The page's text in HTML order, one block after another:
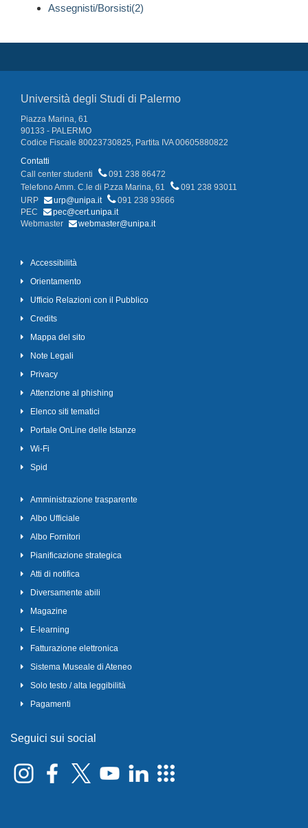
Assegnisti/Borsisti(2)
Università degli Studi di Palermo
Piazza Marina, 61
90133 - PALERMO
Codice Fiscale 80023730825, Partita IVA 00605880822
Contatti
Call center studenti
091 238 86472
Telefono Amm. C.le di P.zza Marina, 61
091 238 93011
URP
urp@unipa.it
091 238 93666
PEC
pec@cert.unipa.it
Webmaster
webmaster@unipa.it
Accessibilità
Orientamento
Ufficio Relazioni con il Pubblico
Credits
Mappa del sito
Note Legali
Privacy
Attenzione al phishing
Elenco siti tematici
Portale OnLine delle Istanze
Wi-Fi
Spid
Amministrazione trasparente
Albo Ufficiale
Albo Fornitori
Pianificazione strategica
Atti di notifica
Diversamente abili
Magazine
E-learning
Fatturazione elettronica
Sistema Museale di Ateneo
Solo testo / alta leggibilità
Pagamenti
Seguici sui social